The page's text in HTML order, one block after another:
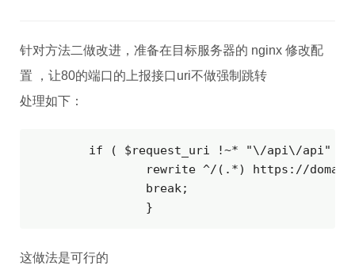
针对方法二做改进，准备在目标服务器的 nginx 修改配
置 ，让80的端口的上报接口uri不做强制跳转
处理如下：
if ( $request_uri !~* "\/api\/api" )
rewrite ^/(.*) https://
                break;
                }
这做法是可行的